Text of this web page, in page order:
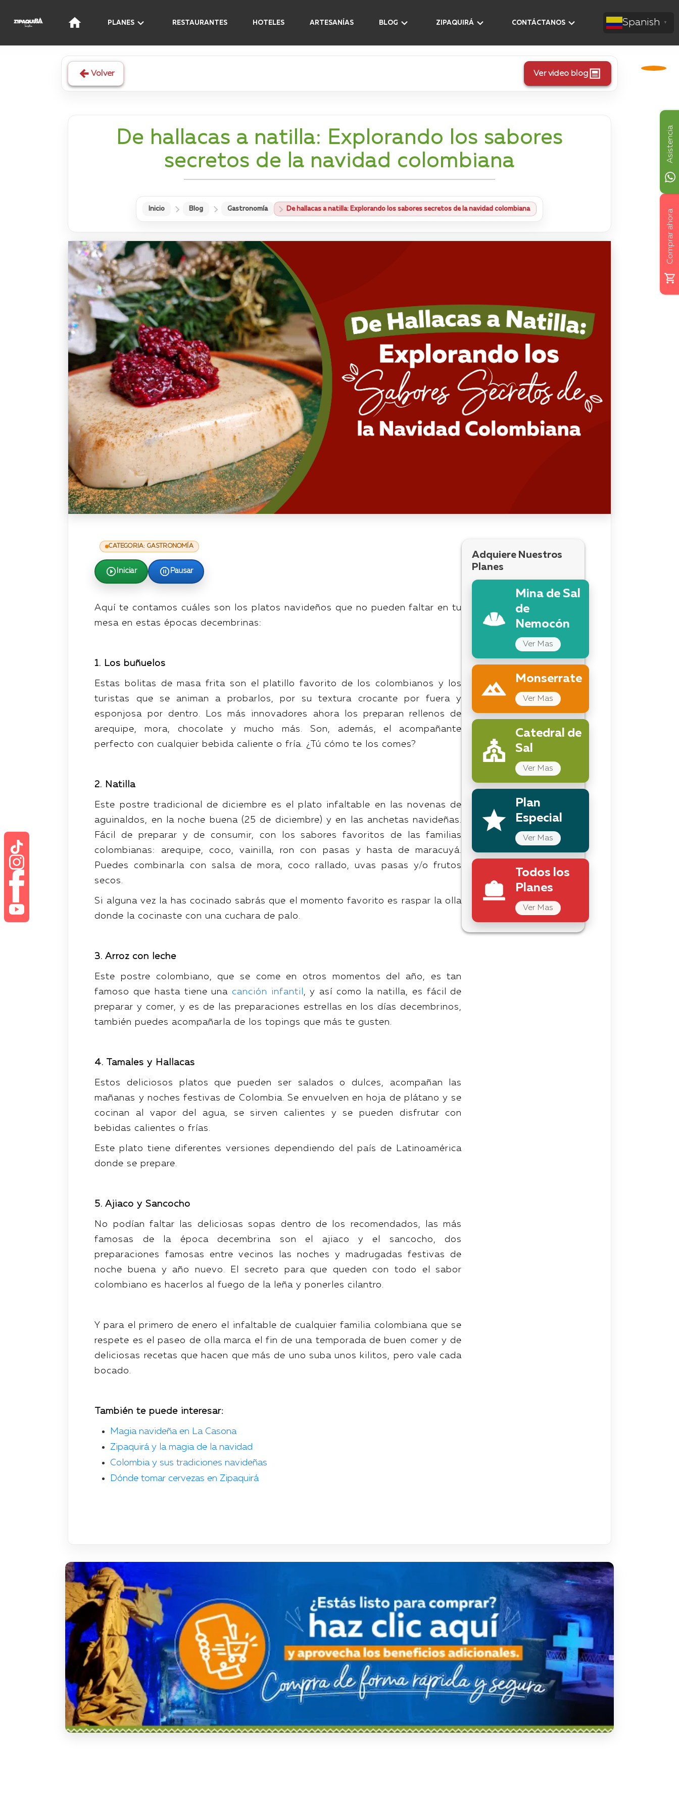
PLANES RESTAURANTES HOTELES ARTESANÍAS BLOG ZIPAQUIRÁ CONTÁCTANOS Spanish ▼
Volver Ver video blog
De hallacas a natilla: Explorando los sabores
secretos de la navidad colombiana
Inicio Blog Gastronomía De hallacas a natilla: Explorando los sabores secretos de la navidad colombiana
CATEGORIA: GASTRONOMÍA
Iniciar Pausar
Aquí te contamos cuáles son los platos navideños que no pueden faltar en tu
mesa en estas épocas decembrinas:
1. Los buñuelos
Estas bolitas de masa frita son el platillo favorito de los colombianos y los
turistas que se animan a probarlos, por su textura crocante por fuera y
esponjosa por dentro. Los más innovadores ahora los preparan rellenos de
arequipe, mora, chocolate y mucho más. Son, además, el acompañante
perfecto con cualquier bebida caliente o fría. ¿Tú cómo te los comes?
2. Natilla
Este postre tradicional de diciembre es el plato infaltable en las novenas de
aguinaldos, en la noche buena (25 de diciembre) y en las anchetas navideñas.
Fácil de preparar y de consumir, con los sabores favoritos de las familias
colombianas: arequipe, coco, vainilla, ron con pasas y hasta de maracuyá.
Puedes combinarla con salsa de mora, coco rallado, uvas pasas y/o frutos
secos.
Si alguna vez la has cocinado sabrás que el momento favorito es raspar la olla
donde la cocinaste con una cuchara de palo.
3. Arroz con leche
Este postre colombiano, que se come en otros momentos del año, es tan
famoso que hasta tiene una canción infantil , y así como la natilla, es fácil de
preparar y comer, y es de las preparaciones estrellas en los días decembrinos,
también puedes acompañarla de los topings que más te gusten.
4. Tamales y Hallacas
Estos deliciosos platos que pueden ser salados o dulces, acompañan las
mañanas y noches festivas de Colombia. Se envuelven en hoja de plátano y se
cocinan al vapor del agua, se sirven calientes y se pueden disfrutar con
bebidas calientes o frías.
Este plato tiene diferentes versiones dependiendo del país de Latinoamérica
donde se prepare.
5. Ajiaco y Sancocho
No podían faltar las deliciosas sopas dentro de los recomendados, las más
famosas de la época decembrina son el ajiaco y el sancocho, dos
preparaciones famosas entre vecinos las noches y madrugadas festivas de
noche buena y año nuevo. El secreto para que queden con todo el sabor
colombiano es hacerlos al fuego de la leña y ponerles cilantro.
Y para el primero de enero el infaltable de cualquier familia colombiana que se
respete es el paseo de olla marca el fin de una temporada de buen comer y de
deliciosas recetas que hacen que más de uno suba unos kilitos, pero vale cada
bocado.
También te puede interesar:
Magia navideña en La Casona
Zipaquirá y la magia de la navidad
Colombia y sus tradiciones navideñas
Dónde tomar cervezas en Zipaquirá
Adquiere Nuestros
Planes
Mina de Sal
de
Nemocón
Ver Mas
Monserrate
Ver Mas
Catedral de
Sal
Ver Mas
Plan
Especial
Ver Mas
Todos los
Planes
Ver Mas
Comprar ahora
Asistencia